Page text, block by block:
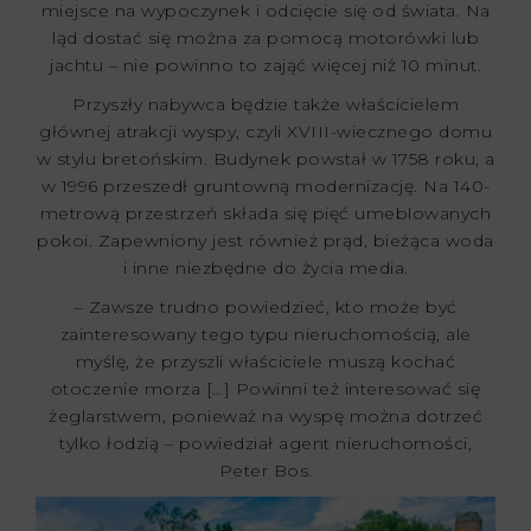
miejsce na wypoczynek i odcięcie się od świata. Na
ląd dostać się można za pomocą motorówki lub
jachtu – nie powinno to zająć więcej niż 10 minut.
Przyszły nabywca będzie także właścicielem
głównej atrakcji wyspy, czyli XVIII-wiecznego domu
w stylu bretońskim. Budynek powstał w 1758 roku, a
w 1996 przeszedł gruntowną modernizację. Na 140-
metrową przestrzeń składa się pięć umeblowanych
pokoi. Zapewniony jest również prąd, bieżąca woda
i inne niezbędne do życia media.
– Zawsze trudno powiedzieć, kto może być
zainteresowany tego typu nieruchomością, ale
myślę, że przyszli właściciele muszą kochać
otoczenie morza […] Powinni też interesować się
żeglarstwem, ponieważ na wyspę można dotrzeć
tylko łodzią – powiedział agent nieruchomości,
Peter Bos.